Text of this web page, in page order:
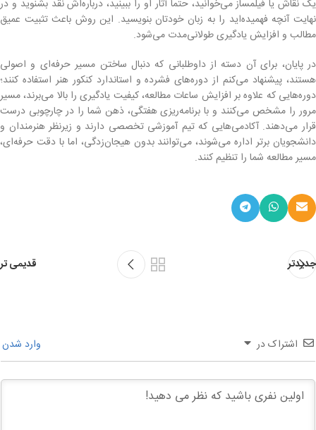
یک نقاش یا فیلمساز می‌خوانید، حتماً آثار او را ببینید، درباره‌اش نقد بشنوید و در
نهایت آنچه فهمیده‌اید را به زبان خودتان بنویسید. این روش باعث تثبیت عمیق
مطالب و افزایش یادگیری طولانی‌مدت می‌شود.
در پایان، برای آن دسته از داوطلبانی که دنبال ساختن مسیر حرفه‌ای و اصولی
هستند، پیشنهاد می‌کنم از دوره‌های فشرده و استاندارد کنکور هنر استفاده کنند؛
دوره‌هایی که علاوه بر افزایش ساعات مطالعه، کیفیت یادگیری را بالا می‌برند، مسیر
مرور را مشخص می‌کنند و با برنامه‌ریزی هفتگی، ذهن شما را در چارچوبی درست
قرار می‌دهند. آکادمی‌هایی که تیم آموزشی تخصصی دارند و زیرنظر هنرمندان و
دانشجویان برتر اداره می‌شوند، می‌توانند بدون هیجان‌زدگی، اما با دقت حرفه‌ای،
مسیر مطالعه شما را تنظیم کنند.
جدیدتر قدیمی تر
اشتراک در وارد شدن